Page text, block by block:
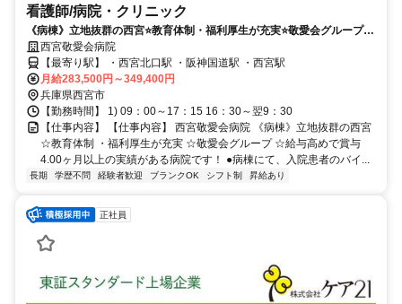
看護師/病院・クリニック
《病棟》立地抜群の西宮⭐教育体制・福利厚生が充実⭐敬愛会グループ⭐
給与高めで賞与4.00ヶ月以上の実績がある病院です❗️
西宮敬愛会病院
【最寄り駅】 ・西宮北口駅 ・阪神国道駅 ・西宮駅
月給283,500円～349,400円
兵庫県西宮市
【勤務時間】 1) 09：00～17：15 16：30～翌9：30
【仕事内容】 【仕事内容】 西宮敬愛会病院 《病棟》立地抜群の西宮
☆教育体制 ・福利厚生が充実 ☆敬愛会グループ ☆給与高めで賞与
4.00ヶ月以上の実績がある病院です！ ●病棟にて、入院患者のバイ...
長期 学歴不問 経験者歓迎 ブランクOK シフト制 昇給あり
正社員